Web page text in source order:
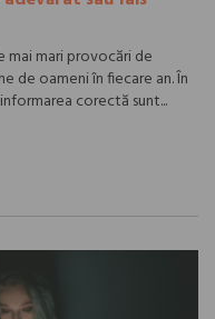
mai mari provocări de
de oameni în fiecare an. În
corectă sunt...